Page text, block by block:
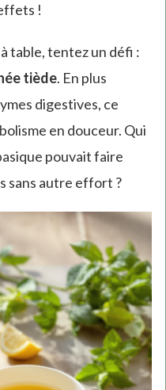
!
table, tentez un défi :
tiède. En plus
digestives, ce
en douceur. Qui
pouvait faire
sans autre effort ?